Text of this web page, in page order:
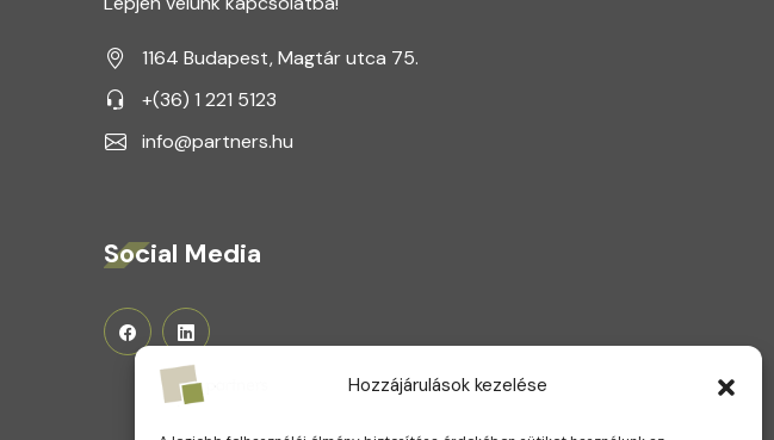
Hozzájárulások kezelése
1164 Budapest, Magtár utca 75.
+(36) 1 221 5123
info@partners.hu
Social Media